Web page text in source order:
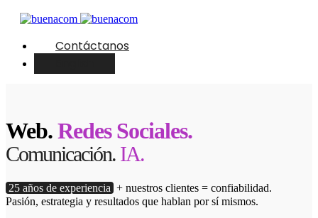
Contáctanos
Web.Redes Sociales.
Comunicación. IA.
25 años de experiencia + nuestros clientes = confiabilidad.
Pasión, estrategia y resultados que hablan por sí mismos.